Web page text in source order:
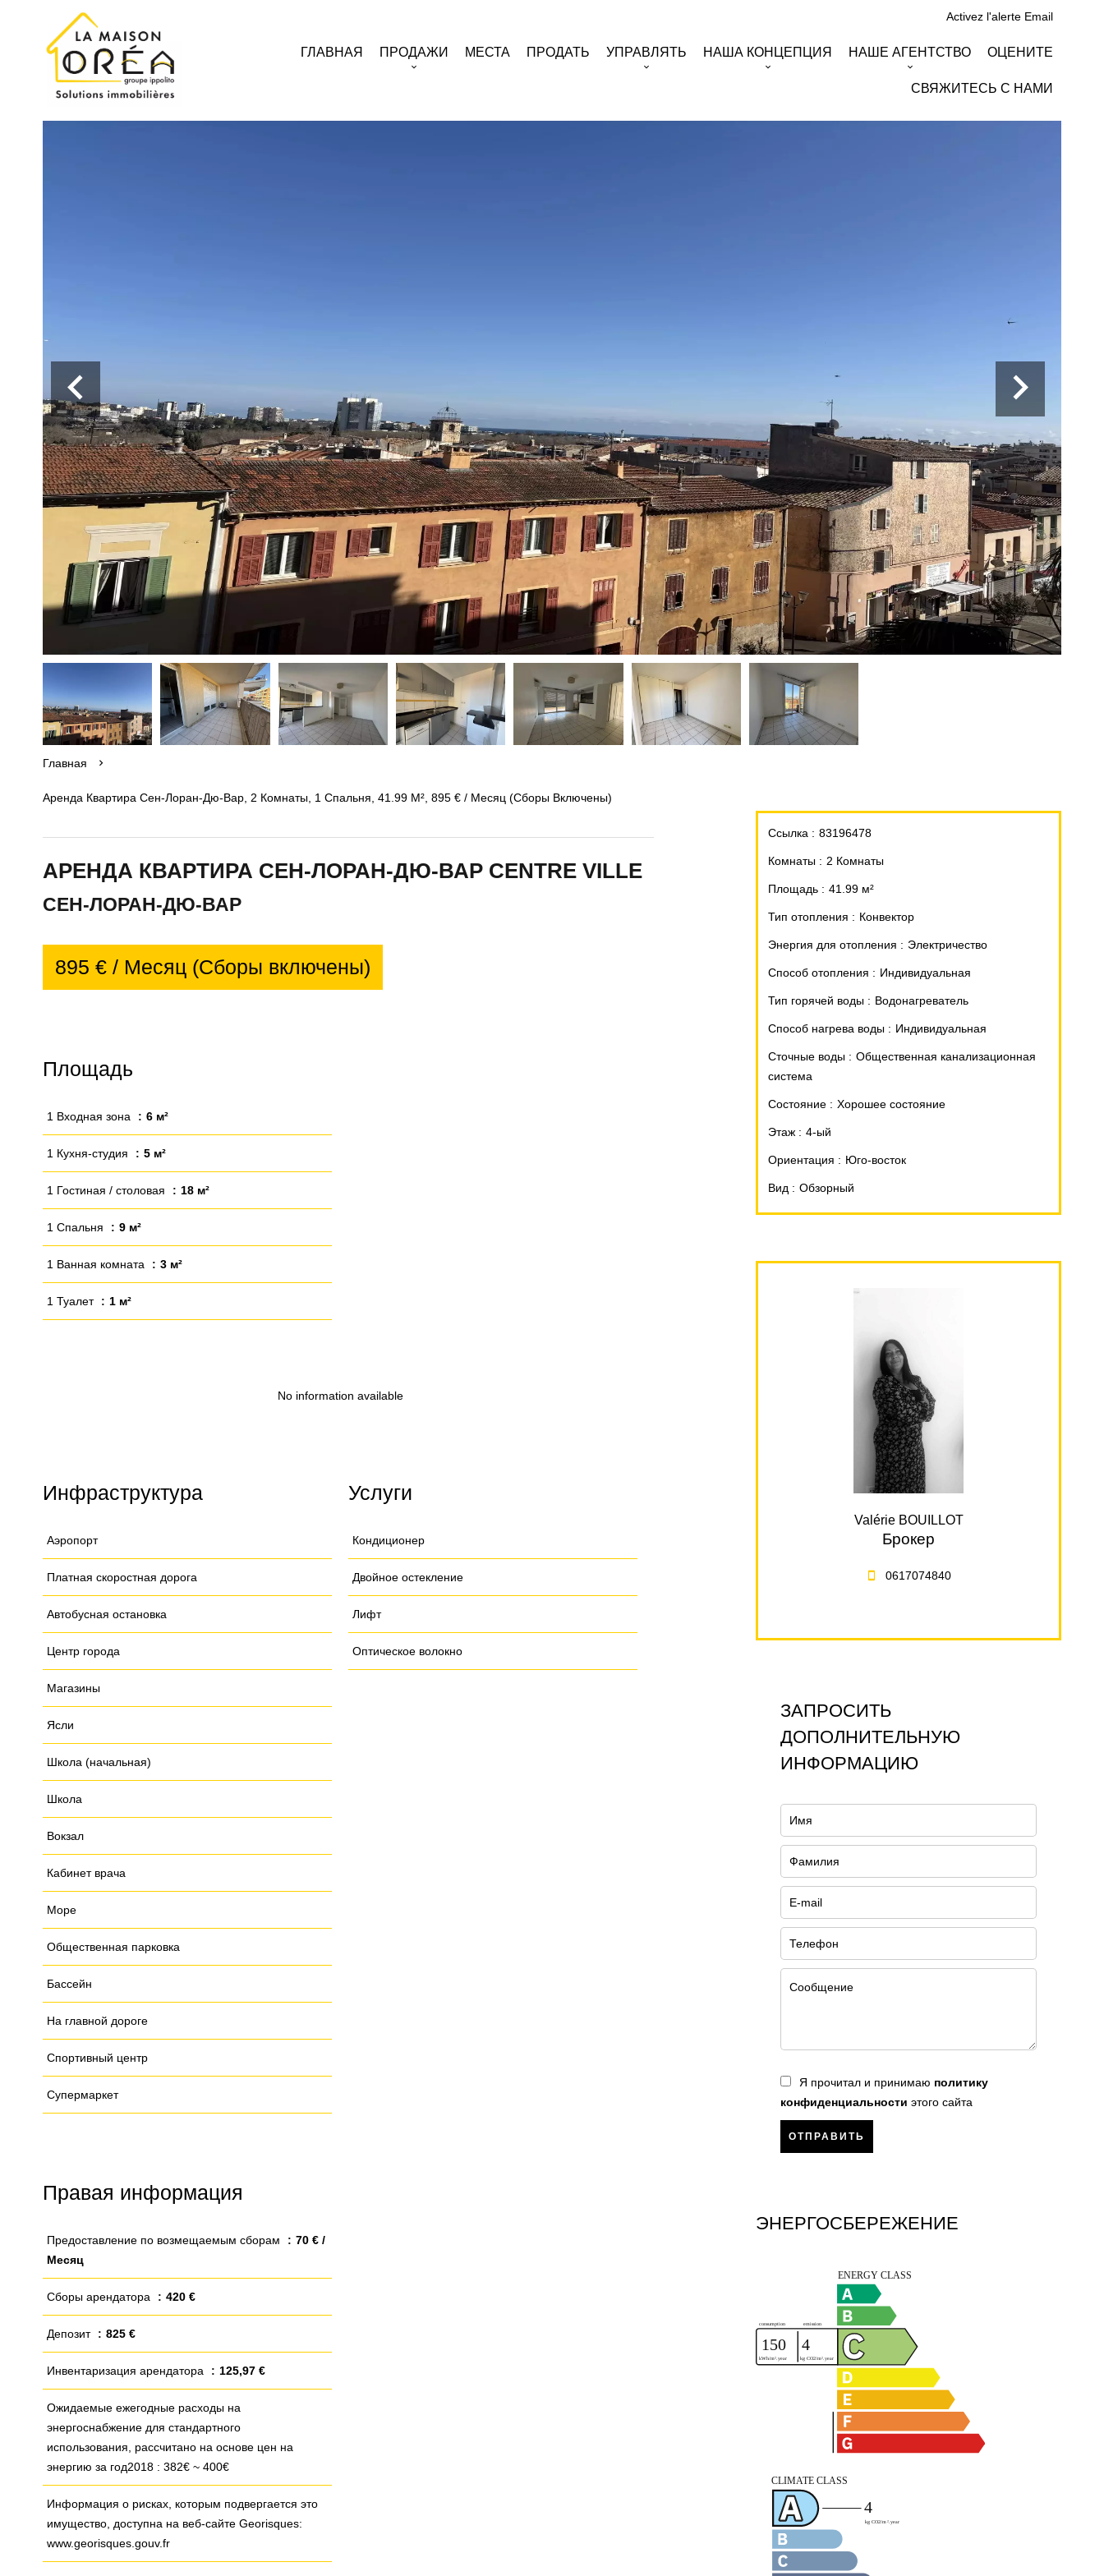
Activez l'alerte Email
ГЛАВНАЯ ПРОДАЖИ МЕСТА ПРОДАТЬ УПРАВЛЯТЬ НАША КОНЦЕПЦИЯ НАШЕ АГЕНТСТВО ОЦЕНИТЕ
СВЯЖИТЕСЬ С НАМИ
Главная
Аренда Квартира Сен-Лоран-Дю-Вар, 2 Комнаты, 1 Спальня, 41.99 М², 895 € / Месяц (Сборы Включены)
АРЕНДА КВАРТИРА СЕН-ЛОРАН-ДЮ-ВАР CENTRE VILLE
СЕН-ЛОРАН-ДЮ-ВАР
895 € / Месяц (Сборы включены)
Площадь
1 Входная зона 6 м²
1 Кухня-студия 5 м²
1 Гостиная / столовая 18 м²
1 Спальня 9 м²
1 Ванная комната 3 м²
1 Туалет 1 м²
No information available
Инфраструктура
Аэропорт
Платная скоростная дорога
Автобусная остановка
Центр города
Магазины
Ясли
Школа (начальная)
Школа
Вокзал
Кабинет врача
Море
Общественная парковка
Бассейн
На главной дороге
Спортивный центр
Супермаркет
Услуги
Кондиционер
Двойное остекление
Лифт
Оптическое волокно
Правая информация
Предоставление по возмещаемым сборам
70 € /
Месяц
Сборы арендатора 420 €
Депозит 825 €
Инвентаризация арендатора 125,97 €
Ожидаемые ежегодные расходы на
энергоснабжение для стандартного
использования, рассчитано на основе цен на
энергию за год2018 : 382€ ~ 400€
Информация о рисках, которым подвергается это
имущество, доступна на веб-сайте Georisques:
www.georisques.gouv.fr
Ссылка 83196478
Комнаты 2 Комнаты
Площадь 41.99 м²
Тип отопления Конвектор
Энергия для отопления Электричество
Способ отопления Индивидуальная
Тип горячей воды Водонагреватель
Способ нагрева воды Индивидуальная
Сточные воды
Общественная канализационная
система
Состояние Хорошее состояние
Этаж 4-ый
Ориентация Юго-восток
Вид Обзорный
Valérie BOUILLOT
Брокер
0617074840
ЗАПРОСИТЬ
ДОПОЛНИТЕЛЬНУЮ
ИНФОРМАЦИЮ
Я прочитал и принимаю политику
конфиденциальности этого сайта
ОТПРАВИТЬ
ЭНЕРГОСБЕРЕЖЕНИЕ